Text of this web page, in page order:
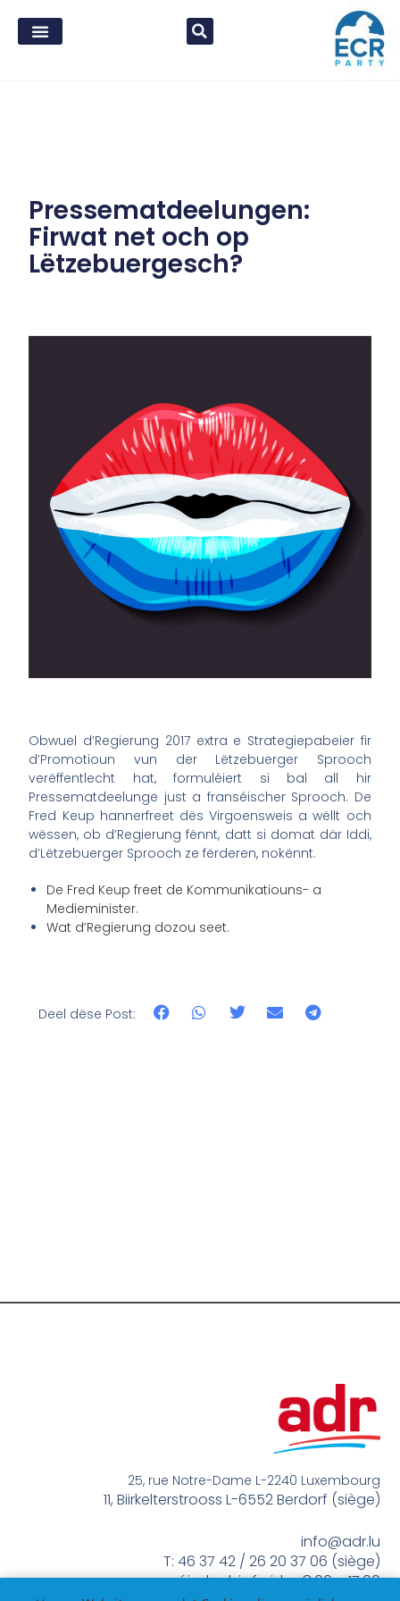
Pressematdeelungen:
Firwat net och op
Lëtzebuergesch?
Obwuel d’Regierung 2017 extra e Strategiepabeier fir
d’Promotioun vun der Lëtzebuerger Sprooch
verëffentlecht hat, formuléiert si bal all hir
Pressematdeelunge just a franséischer Sprooch. De
Fred Keup hannerfreet dës Virgoensweis a wëllt och
wëssen, ob d’Regierung fënnt, datt si domat där Iddi,
d’Lëtzebuerger Sprooch ze fërderen, nokënnt.
De Fred Keup freet de Kommunikatiouns- a
Medieminister.
Wat d’Regierung dozou seet.
Deel dëse Post:
25, rue Notre-Dame L-2240 Luxembourg
11, Biirkelterstrooss L-6552 Berdorf (siège)
info@adr.lu
T: 46 37 42 / 26 20 37 06 (siège)
méindes bis freides 8:00 – 17:00